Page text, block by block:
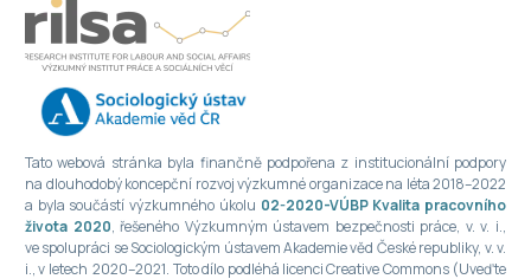
Tato webová stránka byla finančně podpořena z institucionální podpory
na dlouhodobý koncepční rozvoj výzkumné organizace na léta 2018–2022
a byla součástí výzkumného úkolu 02-2020-VÚBP Kvalita pracovního
života 2020, řešeného Výzkumným ústavem bezpečnosti práce, v. v. i.,
ve spolupráci se Sociologickým ústavem Akademie věd České republiky, v. v.
i., v letech 2020–2021. Toto dílo podléhá licenci Creative Commons (Uveďte